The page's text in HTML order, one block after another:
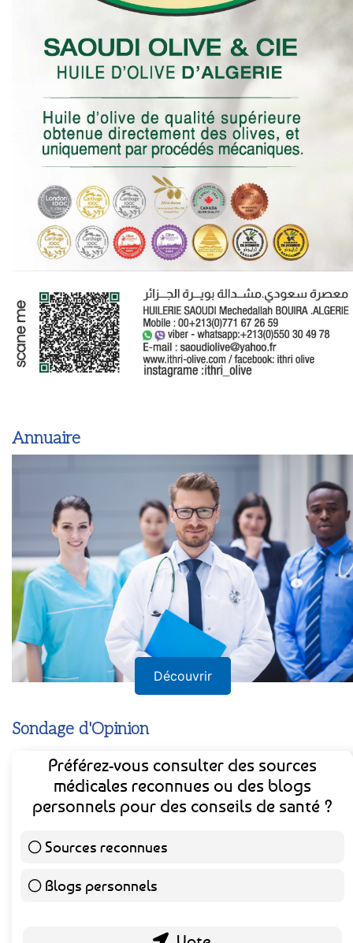
Annuaire
Découvrir
Sondage d'Opinion
Préférez-vous consulter des sources
médicales reconnues ou des blogs
personnels pour des conseils de santé ?
Sources reconnues
Blogs personnels